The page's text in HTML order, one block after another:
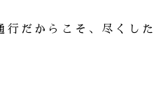
行だからこそ、尽くし